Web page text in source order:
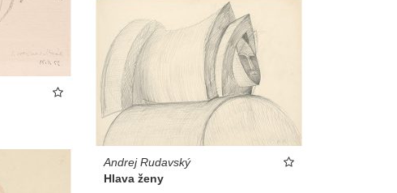
Andrej Rudavský
Hlava ženy